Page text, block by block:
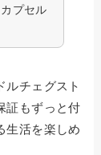
プセル
ルチェグスト
証もずっと付
生活を楽しめ